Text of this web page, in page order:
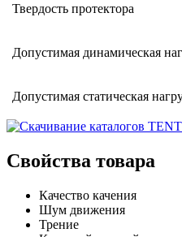
Твердость протектора
Допустимая динамическая
Допустимая статическая
Свойства товара
Качество качения
Шум движения
Трение